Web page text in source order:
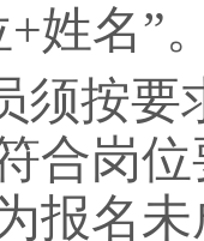
+姓名”
须按要
合岗
报名